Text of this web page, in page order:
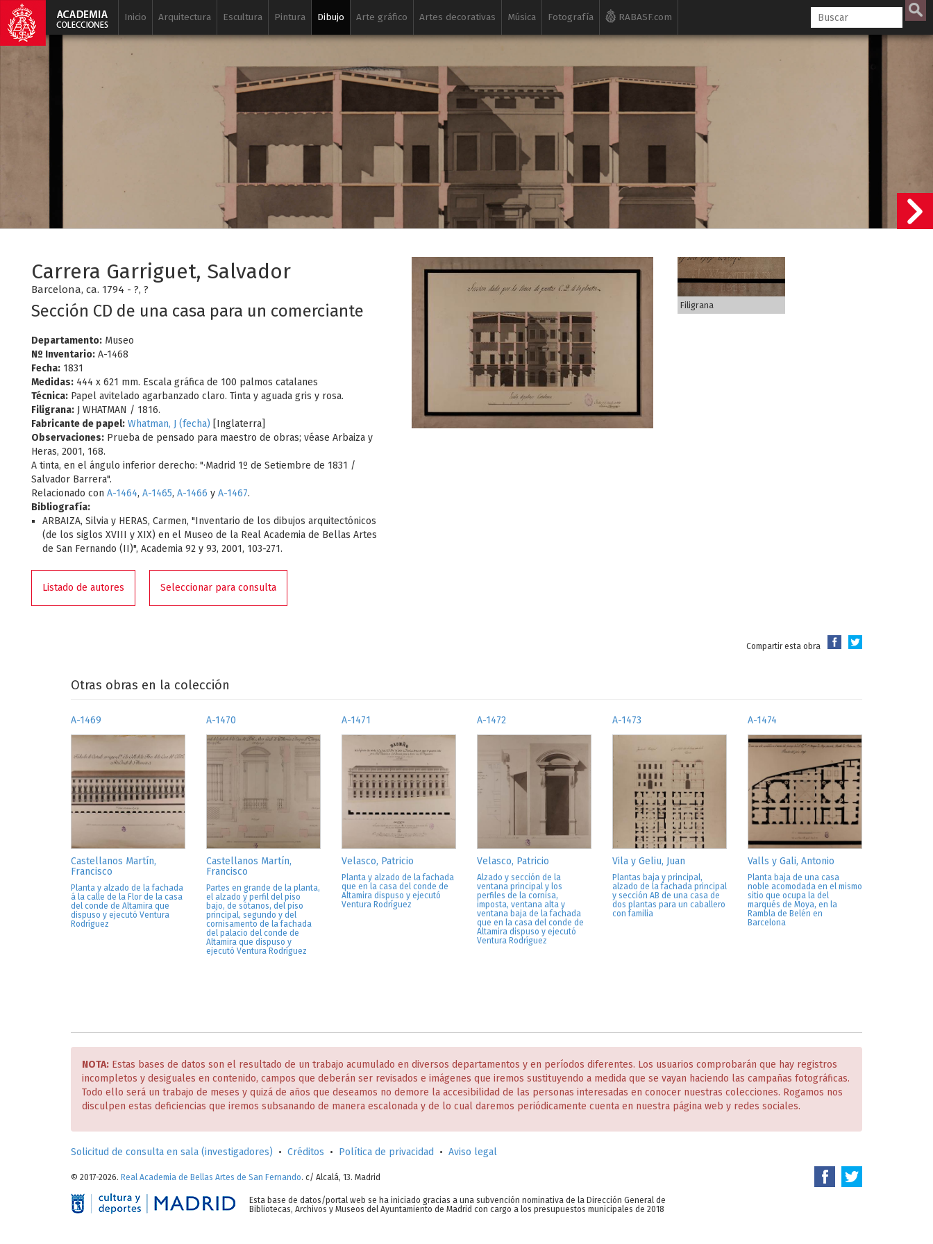
Inicio Arquitectura Escultura Pintura Dibujo Arte gráfico Artes decorativas Música Fotografía RABASF.com
Carrera Garriguet, Salvador
Barcelona, ca. 1794 - ?, ?
Sección CD de una casa para un comerciante
Departamento: Museo
Nº Inventario: A-1468
Fecha: 1831
Medidas: 444 x 621 mm. Escala gráfica de 100 palmos catalanes
Técnica: Papel avitelado agarbanzado claro. Tinta y aguada gris y rosa.
Filigrana: J WHATMAN / 1816.
Fabricante de papel: Whatman, J (fecha) [Inglaterra]
Observaciones: Prueba de pensado para maestro de obras; véase Arbaiza y
Heras, 2001, 168.
A tinta, en el ángulo inferior derecho: "·Madrid 1º de Setiembre de 1831 /
Salvador Barrera".
Relacionado con A-1464, A-1465, A-1466 y A-1467.
Bibliografía:
ARBAIZA, Silvia y HERAS, Carmen, "Inventario de los dibujos arquitectónicos
(de los siglos XVIII y XIX) en el Museo de la Real Academia de Bellas Artes
de San Fernando (II)", Academia 92 y 93, 2001, 103-271.
Listado de autores Seleccionar para consulta
Filigrana
Compartir esta obra
Otras obras en la colección
A-1469
Castellanos Martín,
Francisco
Planta y alzado de la fachada
á la calle de la Flor de la casa
del conde de Altamira que
dispuso y ejecutó Ventura
Rodríguez
A-1470
Castellanos Martín,
Francisco
Partes en grande de la planta,
el alzado y perfil del piso
bajo, de sótanos, del piso
principal, segundo y del
cornisamento de la fachada
del palacio del conde de
Altamira que dispuso y
ejecutó Ventura Rodríguez
A-1471
Velasco, Patricio
Planta y alzado de la fachada
que en la casa del conde de
Altamira dispuso y ejecutó
Ventura Rodríguez
A-1472
Velasco, Patricio
Alzado y sección de la
ventana principal y los
perfiles de la cornisa,
imposta, ventana alta y
ventana baja de la fachada
que en la casa del conde de
Altamira dispuso y ejecutó
Ventura Rodríguez
A-1473
Vila y Geliu, Juan
Plantas baja y principal,
alzado de la fachada principal
y sección AB de una casa de
dos plantas para un caballero
con familia
A-1474
Valls y Gali, Antonio
Planta baja de una casa
noble acomodada en el mismo
sitio que ocupa la del
marqués de Moya, en la
Rambla de Belén en
Barcelona
NOTA: Estas bases de datos son el resultado de un trabajo acumulado en diversos departamentos y en períodos diferentes. Los usuarios comprobarán que hay registros
incompletos y desiguales en contenido, campos que deberán ser revisados e imágenes que iremos sustituyendo a medida que se vayan haciendo las campañas fotográficas.
Todo ello será un trabajo de meses y quizá de años que deseamos no demore la accesibilidad de las personas interesadas en conocer nuestras colecciones. Rogamos nos
disculpen estas deficiencias que iremos subsanando de manera escalonada y de lo cual daremos periódicamente cuenta en nuestra página web y redes sociales.
Solicitud de consulta en sala (investigadores) • Créditos • Política de privacidad • Aviso legal
© 2017-2026. Real Academia de Bellas Artes de San Fernando. c/ Alcalá, 13. Madrid
Esta base de datos/portal web se ha iniciado gracias a una subvención nominativa de la Dirección General de
Bibliotecas, Archivos y Museos del Ayuntamiento de Madrid con cargo a los presupuestos municipales de 2018